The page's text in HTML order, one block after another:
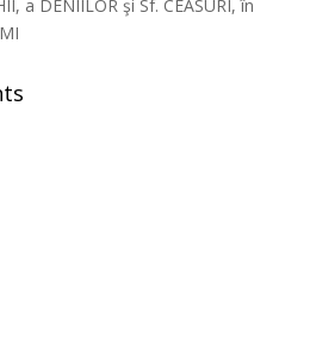
a DENIILOR şi Sf. CEASURI, în